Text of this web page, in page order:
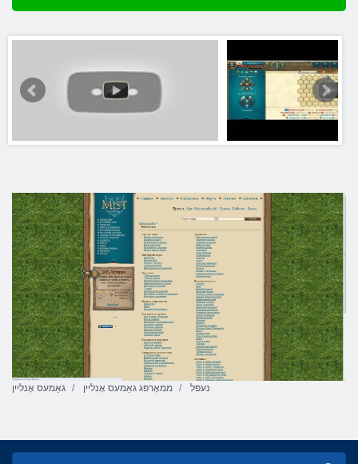
גאַמעס אָנליין ממאָרפּג גאַמעס אָנליין נעפּל